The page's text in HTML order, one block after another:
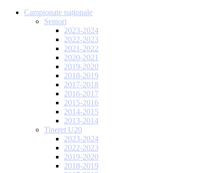
Campionate naționale
Seniori
2023-2024
2022-2023
2021-2022
2020-2021
2019-2020
2018-2019
2017-2018
2016-2017
2015-2016
2014-2015
2013-2014
Tineret U20
2023-2024
2022-2023
2019-2020
2018-2019